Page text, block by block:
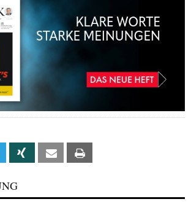
Linkedin Xing Email